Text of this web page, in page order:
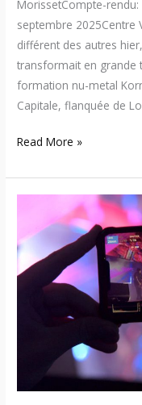
MorissetCompte-
septembre 2025Centre
différent des autres
transformait en grande
formation nu-metal
Capitale, flanquée de
Read More »
français
derrière
l’initiative
technologique
documentaire